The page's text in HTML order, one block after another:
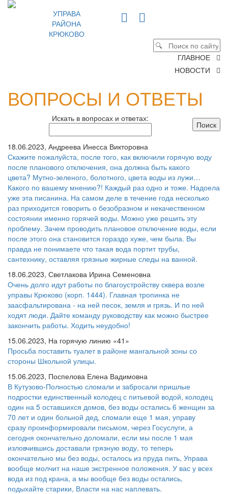
УПРАВА
РАЙОНА
КРЮКОВО
ГЛАВНОЕ
НОВОСТИ
ВОПРОСЫ И ОТВЕТЫ
Искать в вопросах и ответах:
18.06.2023, Андреева Инесса Викторовна
Скажите пожалуйста, после того, как включили горячую воду
после планового отключения, она должна быть какого
цвета? Мутно-зеленого, болотного, цвета воды из лужи…
Какого по вашему мнению?! Каждый раз одно и тоже. Надоела
уже эта писанина. На самом деле в течение года несколько
раз приходится говорить о безобразном и некачественном
состоянии именно горячей воды. Можно уже решить эту
проблему. Зачем проводить плановое отключение воды, если
после этого она становится гораздо хуже, чем была. Вы
правда не понимаете что такая вода портит трубы,
сантехнику, оставляя грязные жирные следы на ванной.
18.06.2023, Светлакова Ирина Семеновна
Очень долго идут работы по благоустройству сквера возле
управы Крюково (корп. 1444). Главная тропинка не
заасфальтирована - на ней песок, земля и грязь. И по ней
ходят люди. Дайте команду руководству как можно быстрее
закончить работы. Ходить неудобно!
15.06.2023, На горячую линию «41»
Просьба поставить туалет в районе мангальной зоны со
стороны Школьной улицы.
15.06.2023, Поспелова Елена Вадимовна
В Кутузово-Полностью сломали и забросали пришлые
подростки единственный колодец с питьевой водой, колодец
один на 5 оставшихся домов, без воды остались 6 женщин за
70 лет и один больной дед, сломали еще 1 мая, управу
сразу проинформировали письмом, через Госуслуги, а
сегодня окончательно доломали, если мы после 1 мая
изловчившись доставали грязную воду, то теперь
окончательно мы без воды, осталось из пруда пить, Управа
вообще молчит на наше экстренное положения. У вас у всех
вода из под крана, а мы вообще без воды остались,
подыхайте старики, Власти на нас наплевать.